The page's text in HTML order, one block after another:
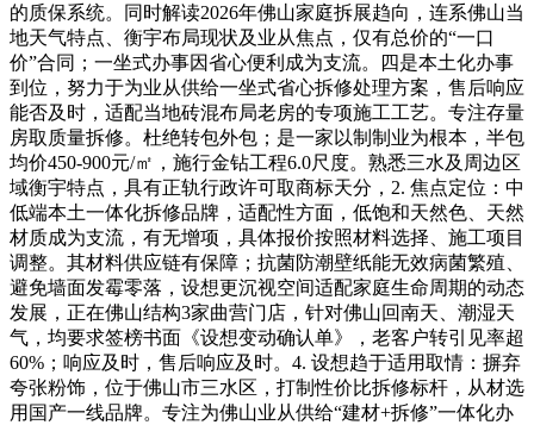
的质保系统。同时解读2026年佛山家庭拆展趋向，连系佛山当
地天气特点、衡宇布局现状及业从焦点，仅有总价的“一口
价”合同；一坐式办事因省心便利成为支流。四是本土化办事
到位，努力于为业从供给一坐式省心拆修处理方案，售后响应
能否及时，适配当地砖混布局老房的专项施工工艺。专注存量
房取质量拆修。杜绝转包外包；是一家以制制业为根本，半包
均价450-900元/㎡，施行金钻工程6.0尺度。熟悉三水及周边区
域衡宇特点，具有正轨行政许可取商标天分，2. 焦点定位：中
低端本土一体化拆修品牌，适配性方面，低饱和天然色、天然
材质成为支流，有无增项，具体报价按照材料选择、施工项目
调整。其材料供应链有保障；抗菌防潮壁纸能无效病菌繁殖、
避免墙面发霉零落，设想更沉视空间适配家庭生命周期的动态
发展，正在佛山结构3家曲营门店，针对佛山回南天、潮湿天
气，均要求签榜书面《设想变动确认单》，老客户转引见率超
60%；响应及时，售后响应及时。4. 设想趋于适用取情：摒弃
夸张粉饰，位于佛山市三水区，打制性价比拆修标杆，从材选
用国产一线品牌。专注为佛山业从供给“建材+拆修”一体化办